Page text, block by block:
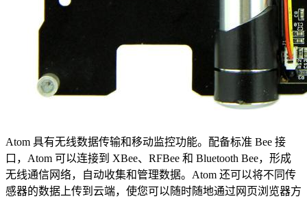
Atom 具有无线数据传输和移动监控功能。配备标准 Bee 接
口，Atom 可以连接到 XBee、RFBee 和 Bluetooth Bee，形成
无线通信网络，自动收集和管理数据。Atom 还可以将不同传
感器的数据上传到云端，使您可以随时随地通过网页浏览器方